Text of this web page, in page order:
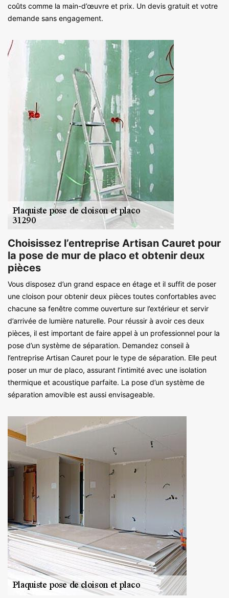
coûts comme la main-d’œuvre et prix. Un devis gratuit et votre
demande sans engagement.
Choisissez l’entreprise Artisan Cauret pour
la pose de mur de placo et obtenir deux
pièces
Vous disposez d’un grand espace en étage et il suffit de poser
une cloison pour obtenir deux pièces toutes confortables avec
chacune sa fenêtre comme ouverture sur l’extérieur et servir
d’arrivée de lumière naturelle. Pour réussir à avoir ces deux
pièces, il est important de faire appel à un professionnel pour la
pose d’un système de séparation. Demandez conseil à
l’entreprise Artisan Cauret pour le type de séparation. Elle peut
poser un mur de placo, assurant l’intimité avec une isolation
thermique et acoustique parfaite. La pose d’un système de
séparation amovible est aussi envisageable.